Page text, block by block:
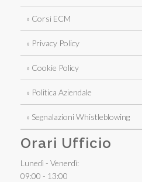
» Corsi ECM
» Privacy Policy
» Cookie Policy
» Politica Aziendale
» Segnalazioni Whistleblowing
Orari Ufficio
Lunedì - Venerdì:
09:00 - 13:00